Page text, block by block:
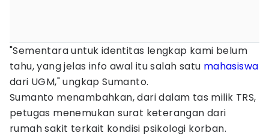
"Sementara untuk identitas lengkap kami belum
tahu, yang jelas info awal itu salah satu mahasiswa
dari UGM," ungkap Sumanto.
Sumanto menambahkan, dari dalam tas milik TRS,
petugas menemukan surat keterangan dari
rumah sakit terkait kondisi psikologi korban.